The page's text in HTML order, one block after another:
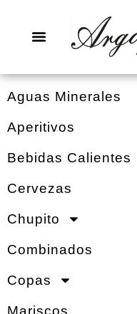
Aguas Minerales
Aperitivos
Bebidas Calientes
Cervezas
Chupito
Combinados
Copas
Mariscos